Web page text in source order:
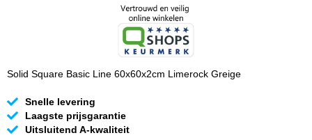
Solid Square Basic Line 60x60x2cm Limerock Greige
Snelle levering
Laagste prijsgarantie
Uitsluitend A-kwaliteit